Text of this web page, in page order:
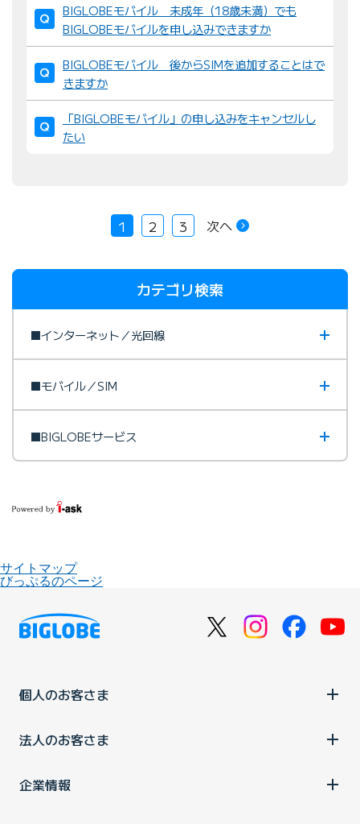
BIGLOBEモバイル 未成年（18歳未満）でも
BIGLOBEモバイルを申し込みできますか
BIGLOBEモバイル 後からSIMを追加することはで
きますか
「BIGLOBEモバイル」の申し込みをキャンセルし
たい
1 2 3 次へ
カテゴリ検索
■インターネット／光回線
■モバイル／SIM
■BIGLOBEサービス
サイトマップ
びっぷるのページ
個人のお客さま
法人のお客さま
企業情報